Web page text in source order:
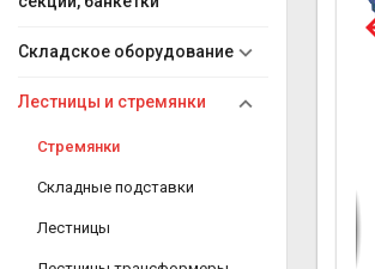
Складское оборудование
Лестницы и стремянки
Стремянки
Складные подставки
Лестницы